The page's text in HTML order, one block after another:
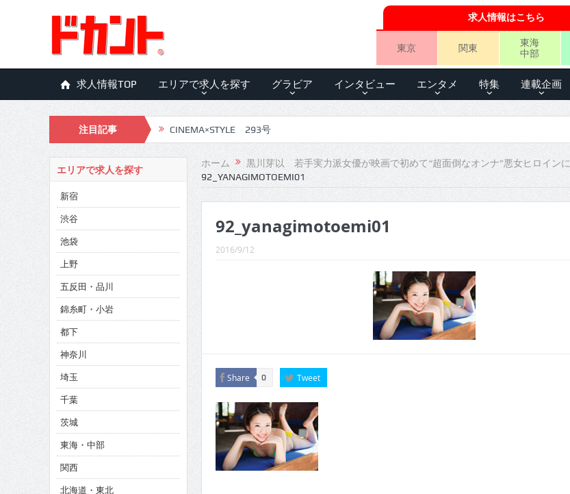
求人情報はこちら
東京 関東
東海
中部
求人情報TOP エリアで求人を探す グラビア インタビュー エンタメ 特集 連載企画
注目記事 CINEMA×STYLE 293号
CINEMA×STYLE 292号
CINEMA×STYLE 291号
CINEMA×STYLE 290号
CINEMA×STYLE 289号
CINEMA×STYLE 288号
CINEMA×STYLE 286号
CINEMA×STYLE 285号
CINEMA×STYLE 294号
ホーム
黒川芽以 若手実力派女優が映画で初めて“超面倒なオンナ”悪女ヒロインに
92_YANAGIMOTOEMI01
92_yanagimotoemi01
2016/9/12
Share 0 Tweet
エリアで求人を探す
新宿
渋谷
池袋
上野
五反田・品川
錦糸町・小岩
都下
神奈川
埼玉
千葉
茨城
東海・中部
関西
北海道・東北